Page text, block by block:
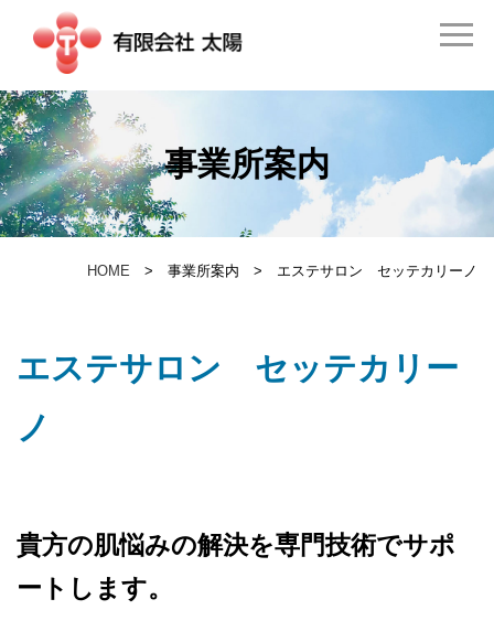
事業所案内
HOME 事業所案内 エステサロン セッテカリーノ
エステサロン セッテカリー
ノ
貴方の肌悩みの解決を専門技術でサポ
ートします。